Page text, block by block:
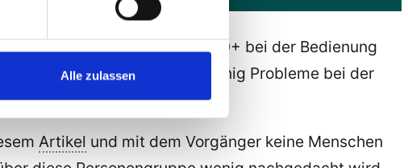
Alle zulassen
Probleme Menschen mit 50+ bei der Bedienung
damit Menschen mit 50+ wenig Probleme bei der
Artikel und mit dem Vorgänger keine Menschen